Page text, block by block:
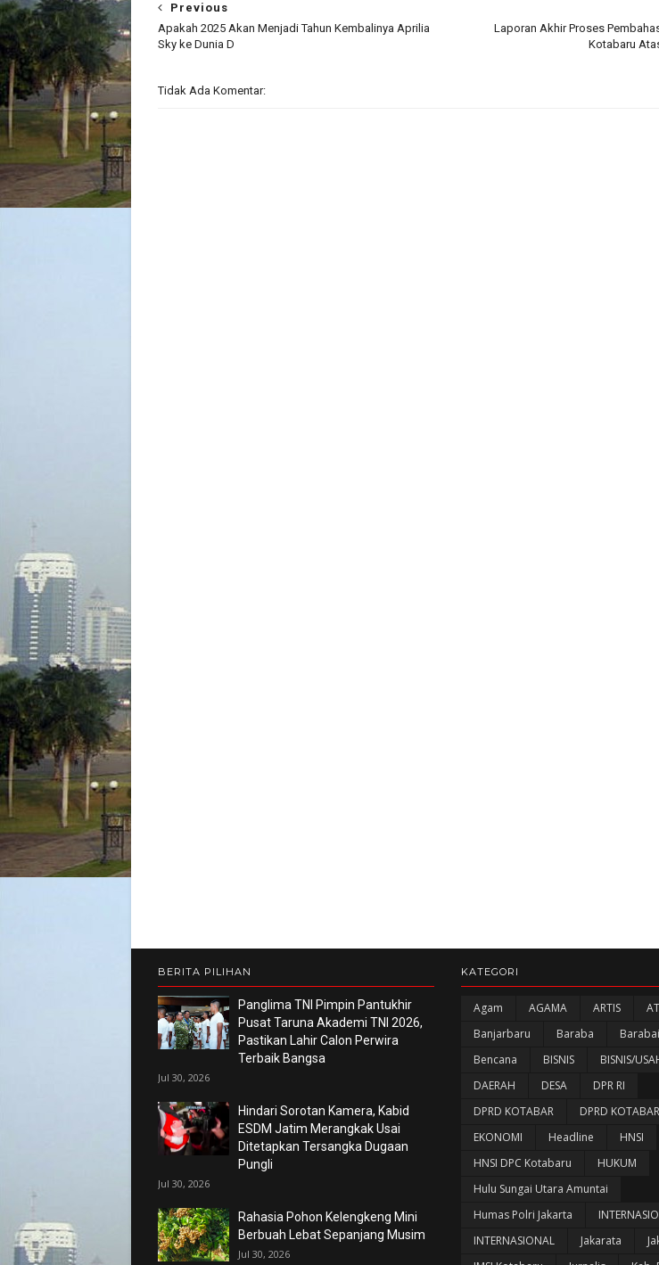
Laporan Akhir Proses
Kotabaru
Previous
Apakah 2025 Akan Menjadi Tahun Kembalinya Aprilia
Sky ke Dunia D
Tidak Ada Komentar:
BERITA PILIHAN
Panglima TNI Pimpin Pantukhir
Pusat Taruna Akademi TNI 2026,
Pastikan Lahir Calon Perwira
Terbaik Bangsa
Jul 30, 2026
Hindari Sorotan Kamera, Kabid
ESDM Jatim Merangkak Usai
Ditetapkan Tersangka Dugaan
Pungli
Jul 30, 2026
Rahasia Pohon Kelengkeng Mini
Berbuah Lebat Sepanjang Musim
Jul 30, 2026
KATEGORI
Agam AGAMA ARTIS
Banjarbaru
Baraba Barabai
Bencana
BISNIS
BISNIS/
DAERAH
DESA
DPR RI
DPRD KOTABAR
DPRD
EKONOMI
Headline
HNSI
HNSI DPC Kotabaru
HUKUM
Hulu Sungai Utara Amuntai
Humas Polri Jakarta
INTERNASIONAL
Jakarata